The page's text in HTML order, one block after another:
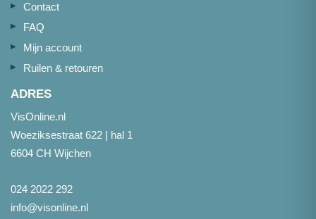
Contact
FAQ
Mijn account
Ruilen & retouren
ADRES
VisOnline.nl
Woeziksestraat 622 | hal 1
6604 CH Wijchen
024 2022 292
info@visonline.nl